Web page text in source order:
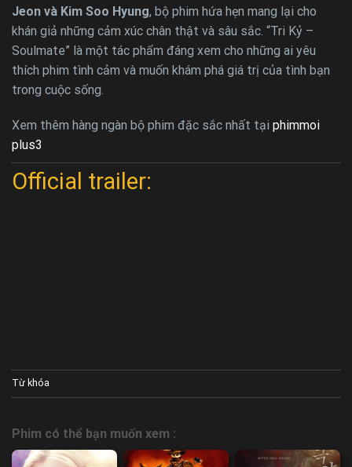
Jeon và Kim Soo Hyung, bộ phim hứa hẹn mang lại cho
khán giả những cảm xúc chân thật và sâu sắc. “Tri Kỷ –
Soulmate” là một tác phẩm đáng xem cho những ai yêu
thích phim tình cảm và muốn khám phá giá trị của tình bạn
trong cuộc sống.
Xem thêm hàng ngàn bộ phim đặc sắc nhất tại phimmoi
plus3
Official trailer:
Từ khóa
Phim có thể bạn muốn xem :